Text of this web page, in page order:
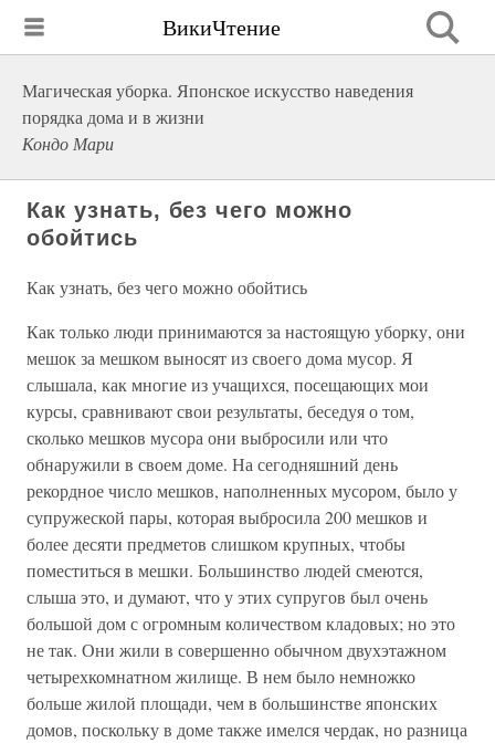
ВикиЧтение
Магическая уборка. Японское искусство наведения
порядка дома и в жизни
Кондо Мари
Как узнать, без чего можно
обойтись
Как узнать, без чего можно обойтись
Как только люди принимаются за настоящую уборку, они
мешок за мешком выносят из своего дома мусор. Я
слышала, как многие из учащихся, посещающих мои
курсы, сравнивают свои результаты, беседуя о том,
сколько мешков мусора они выбросили или что
обнаружили в своем доме. На сегодняшний день
рекордное число мешков, наполненных мусором, было у
супружеской пары, которая выбросила 200 мешков и
более десяти предметов слишком крупных, чтобы
поместиться в мешки. Большинство людей смеются,
слыша это, и думают, что у этих супругов был очень
большой дом с огромным количеством кладовых; но это
не так. Они жили в совершенно обычном двухэтажном
четырехкомнатном жилище. В нем было немножко
больше жилой площади, чем в большинстве японских
домов, поскольку в доме также имелся чердак, но разница